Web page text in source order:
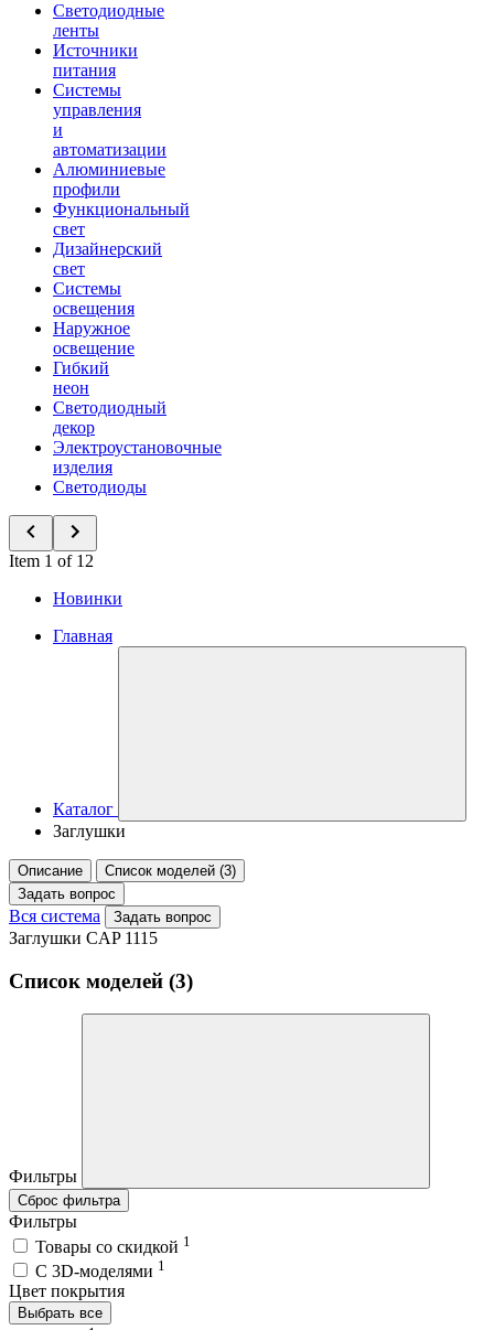
Светодиодные
ленты
Источники
питания
Системы
управления
и
автоматизации
Алюминиевые
профили
Функциональный
свет
Дизайнерский
свет
Системы
освещения
Наружное
освещение
Гибкий
неон
Светодиодный
декор
Электроустановочные
изделия
Светодиоды
Item 1 of 12
Новинки
Главная
Каталог
Заглушки
Описание
Список моделей (3)
Задать вопрос
Вся система Задать вопрос
Заглушки CAP 1115
Список моделей (3)
Фильтры
Сброс фильтра
Фильтры
Товары со скидкой 1
C 3D-моделями 1
Цвет покрытия
Выбрать все